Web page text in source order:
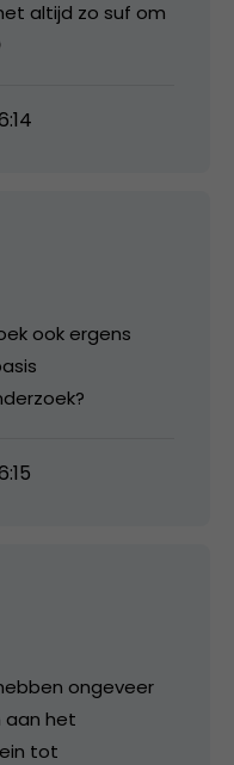
altijd zo suf om
ook ergens
ongeveer
aan het
tot